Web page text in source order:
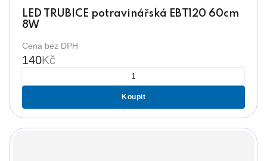
LED TRUBICE potravinářská EBT120 60cm
8W
Cena bez DPH
140Kč
Koupit